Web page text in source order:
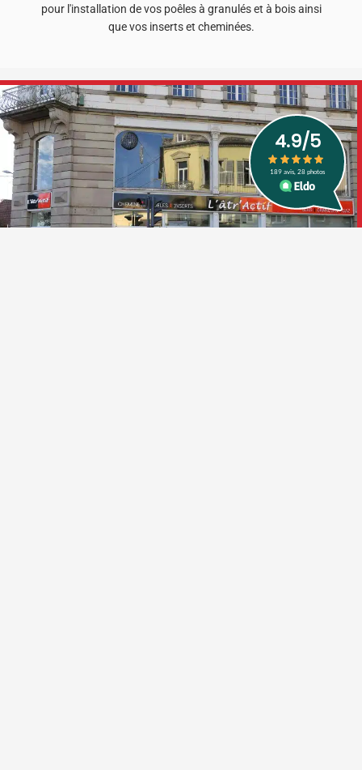
pour l'installation de vos poêles à granulés et à bois ainsi
que vos inserts et cheminées.